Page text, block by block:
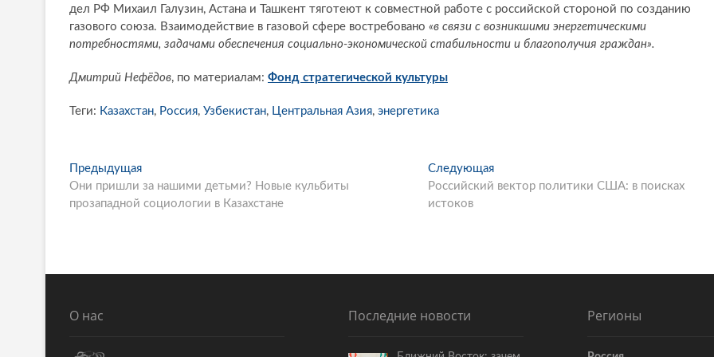
дел РФ Михаил Галузин, Астана и Ташкент тяготеют к совместной работе с российской стороной по созданию
газового союза. Взаимодействие в газовой сфере востребовано «в связи с возникшими энергетическими
потребностями, задачами обеспечения социально-экономической стабильности и благополучия граждан».
Дмитрий Нефёдов, по материалам: Фонд стратегической культуры
Теги: Казахстан, Россия, Узбекистан, Центральная Азия, энергетика
P
o
n
v
Предыдущая
р
е
у
Они пришли за нашими детьми? Новые кульбиты
прозападной социологии в Казахстане
Следующая
л
щ
Российский вектор политики США: в поисках
истоков
О нас Последние новости Регионы